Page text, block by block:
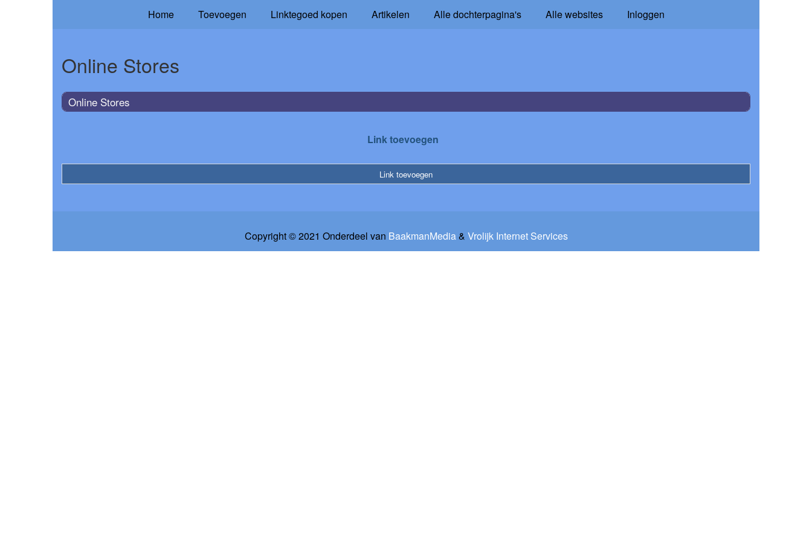
Home Toevoegen Linktegoed kopen Artikelen Alle dochterpagina's Alle websites Inloggen
Online Stores
Online Stores
Link toevoegen
Link toevoegen
Copyright © 2021 Onderdeel van BaakmanMedia& Vrolijk Internet Services